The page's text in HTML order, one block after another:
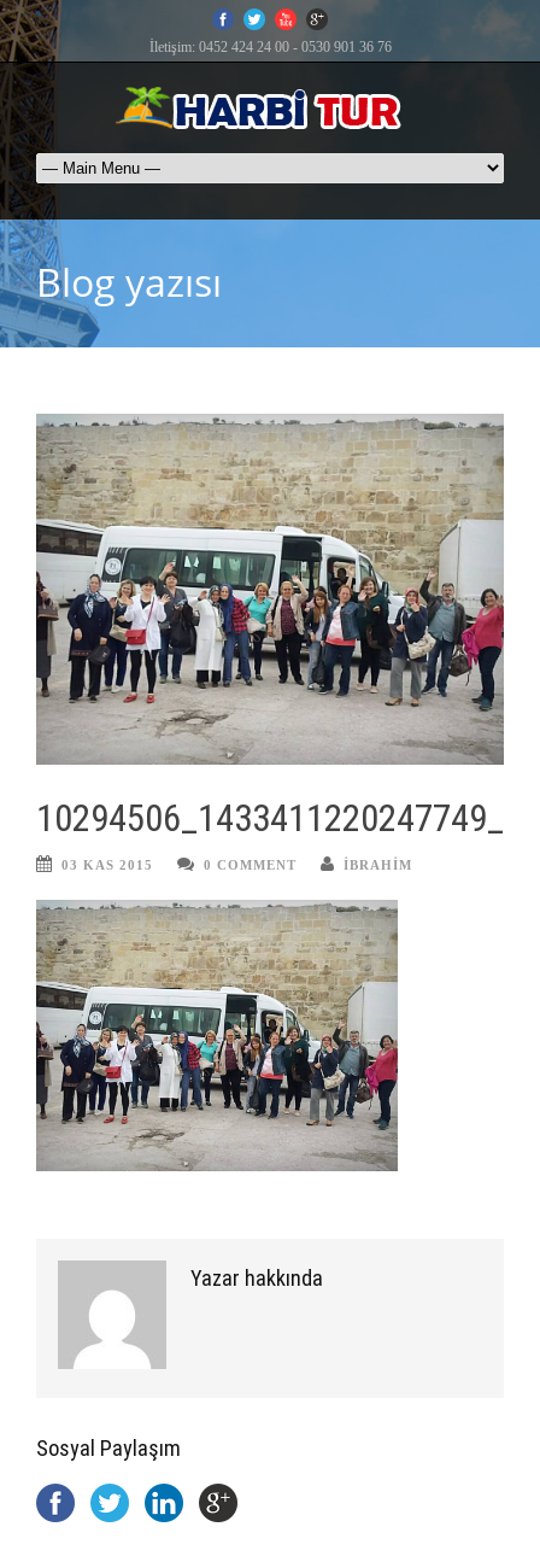
İletişim: 0452 424 24 00 - 0530 901 36 76
Blog yazısı
03 KAS 2015 0 COMMENT IBRAHIM
Yazar hakkında
Sosyal Paylaşım